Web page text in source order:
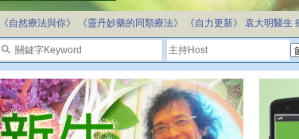
自家教育合法化-推動多元化教育，全民學卷制
《自然療法與你》
《靈丹妙藥的同類療法》 《自力更新》 袁大明醫生